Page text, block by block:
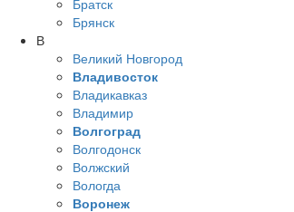
Брянск
В
Великий Новгород
Владивосток
Владикавказ
Владимир
Волгоград
Волгодонск
Волжский
Вологда
Воронеж